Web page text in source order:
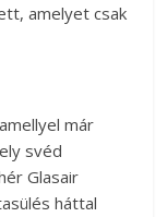
amelyet csak
már
svéd
Glasair
háttal